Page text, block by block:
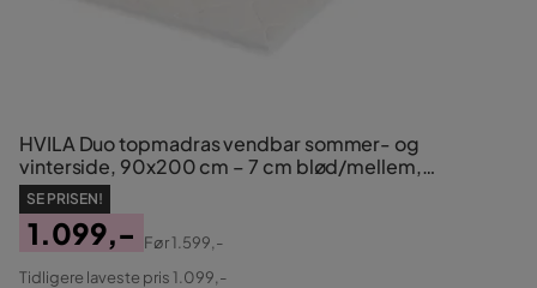
HVILA Duo topmadras vendbar sommer- og
vinterside, 90x200 cm – 7 cm blød/mellem,
polyetherskum, vaskbart betræk
SE PRISEN!
Pris
1.099,-
Original
Før1.599,-
Tidligere laveste pris 1.099,-